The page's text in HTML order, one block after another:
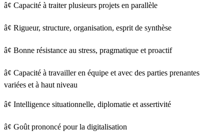
â¢ Capacité à traiter plusieurs projets en parallèle
â¢ Rigueur, structure, organisation, esprit de synthèse
â¢ Bonne résistance au stress, pragmatique et proactif
â¢ Capacité à travailler en équipe et avec des parties prenantes
variées et à haut niveau
â¢ Intelligence situationnelle, diplomatie et assertivité
â¢ Goût prononcé pour la digitalisation